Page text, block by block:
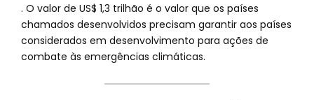
. O valor de US$ 1,3 trilhão é o valor que os países
chamados desenvolvidos precisam garantir aos países
considerados em desenvolvimento para ações de
combate às emergências climáticas.